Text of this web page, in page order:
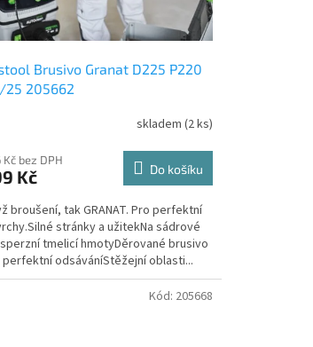
Brusivo Granat D225 P220
25 205662
skladem (2 ks)
Kč bez DPH
Kč Do košíku
broušení, tak GRANAT. Pro perfektní
stránky a užitekNa sádrové
tmelicí hmotyDěrované brusivo
odsáváníStěžejní oblasti...
Kód: 205668